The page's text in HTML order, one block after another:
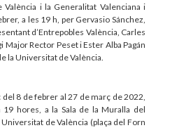
València i la Generalitat Valenciana i
a les 19 h, per Gervasio Sánchez,
d’Entrepobles València, Carles
Major Rector Peset i Ester Alba Pagán
la Universitat de València.
del 8 de febrer al 27 de març de 2022,
hores, a la Sala de la Muralla del
de València (plaça del Forn